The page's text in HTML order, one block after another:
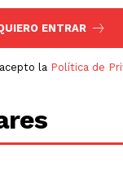
ENTRAR
la Política de